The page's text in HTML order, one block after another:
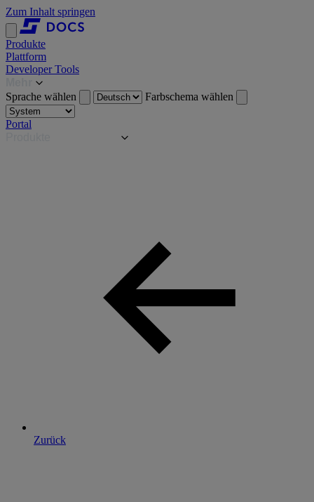
Zum Inhalt springen
Produkte
Plattform
Developer Tools
Sprache wählen
Farbschema wählen
Portal
Zurück